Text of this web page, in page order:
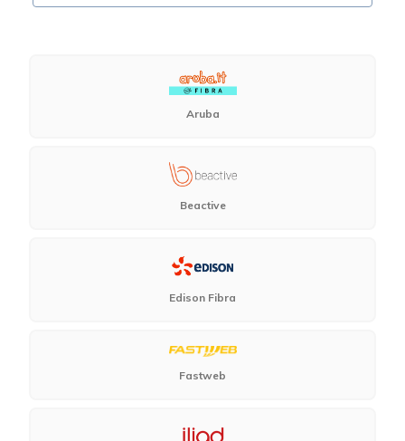
Aruba
Beactive
Edison Fibra
Fastweb